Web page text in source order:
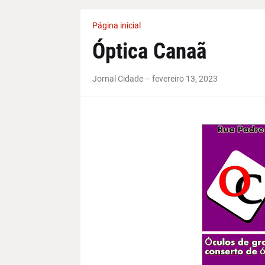
Página inicial
Óptica Canaã
Jornal Cidade -- fevereiro 13, 2023